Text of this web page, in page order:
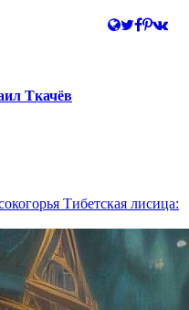
Ткачёв
Тибетская лисица: